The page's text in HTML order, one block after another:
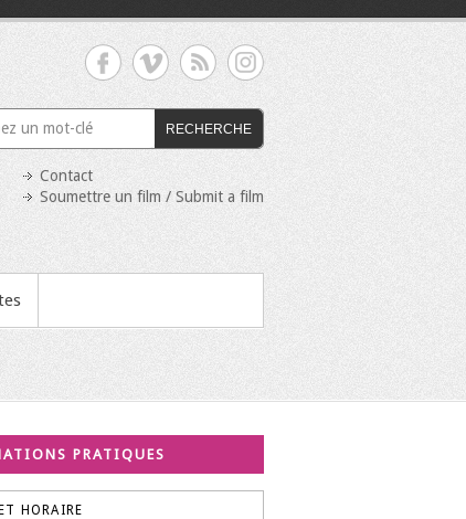
RECHERCHE
Contact
Soumettre un film / Submit a film
PRATIQUES
HORAIRE